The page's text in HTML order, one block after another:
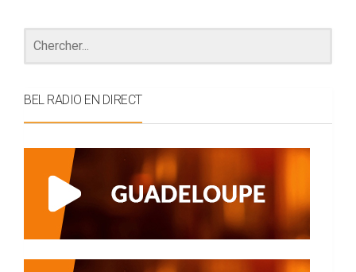
BEL RADIO EN DIRECT